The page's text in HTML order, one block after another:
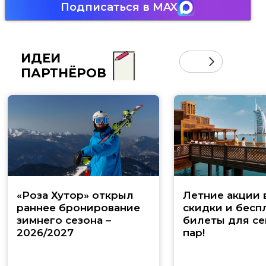
Подписаться в MAX
ИДЕИ
ПАРТНЁРОВ
«Роза Хутор» открыл
раннее бронирование
зимнего сезона –
2026/2027
Летние акции
скидки и
билеты для
пар!